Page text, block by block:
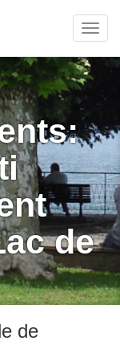
Menu
de
de